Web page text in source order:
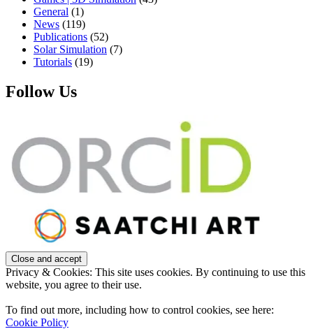
General (1)
News (119)
Publications (52)
Solar Simulation (7)
Tutorials (19)
Follow Us
Privacy & Cookies: This site uses cookies. By continuing to use this
website, you agree to their use.
To find out more, including how to control cookies, see here:
Cookie Policy